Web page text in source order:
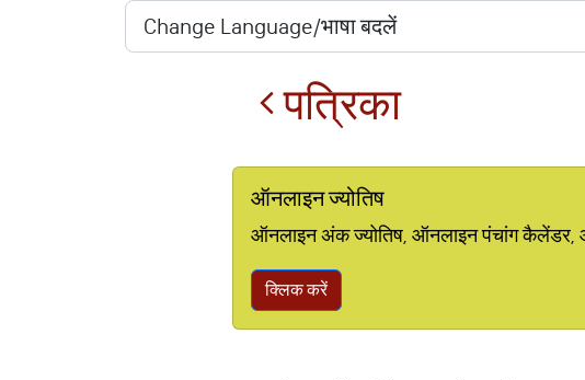
पत्रिका
ऑनलाइन ज्योतिष
ऑनलाइन अंक ज्योतिष, ऑनलाइन पंचांग कैलेंडर,
क्लिक करें